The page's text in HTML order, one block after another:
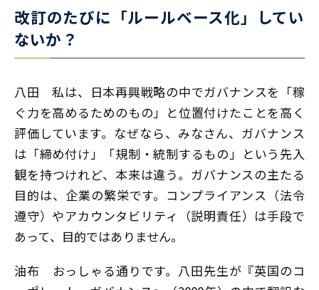
セミナー情報
改訂のたびに「ルールベース化」してい
ないか？
八田 私は、日本再興戦略の中でガバナンスを「稼
ぐ力を高めるためのもの」と位置付けたことを高く
評価しています。なぜなら、みなさん、ガバナンス
は「締め付け」「規制・統制するもの」という先入
観を持つけれど、本来は違う。ガバナンスの主たる
目的は、企業の繁栄です。コンプライアンス（法令
遵守）やアカウンタビリティ（説明責任）は手段で
あって、目的ではありません。
油布 おっしゃる通りです。八田先生が『英国のコ